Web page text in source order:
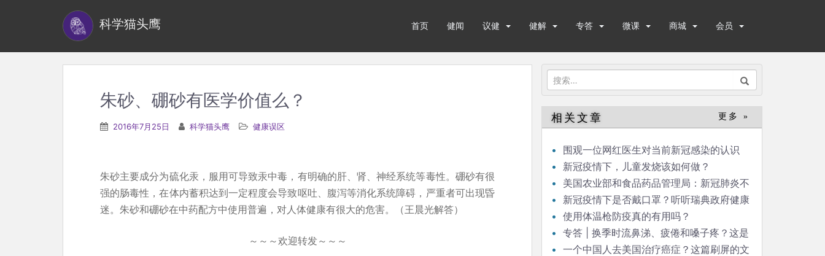
科学猫头鹰 首页 健闻 议健 健解 专答 微课 商城 会员
搜
索：
朱砂、硼砂有医学价值么？
2016年7月25日 科学猫头鹰 健康误区
朱砂主要成分为硫化汞，服用可导致汞中毒，有明确的肝、肾、神经系统等毒性。硼砂有很
强的肠毒性，在体内蓄积达到一定程度会导致呕吐、腹泻等消化系统障碍，严重者可出现昏
迷。朱砂和硼砂在中药配方中使用普遍，对人体健康有很大的危害。（王晨光解答）
～～～欢迎转发～～～
相关文章 更多 »
围观一位网红医生对当前新冠感染的认识
新冠疫情下，儿童发烧该如何做？
美国农业部和食品药品管理局：新冠肺炎不
经由食品或食品包装传播
新冠疫情下是否戴口罩？听听瑞典政府健康
部门怎么说
使用体温枪防疫真的有用吗？
专答 | 换季时流鼻涕、疲倦和嗓子疼？这是
感冒还是过敏？
一个中国人去美国治疗癌症？这篇刷屏的文